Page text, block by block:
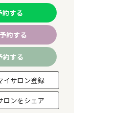
約する
予約する
約する
イサロン登録
ロンをシェア